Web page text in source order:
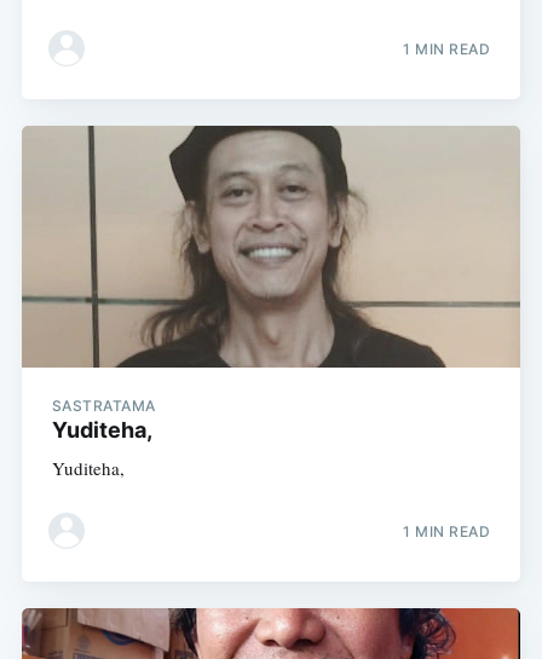
1 MIN READ
SASTRATAMA
Yuditeha,
Yuditeha,
1 MIN READ